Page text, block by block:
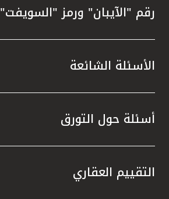
رقم "الآيبان" ورمز "السويفت"
الأسئلة الشائعة
أسئلة حول التورق
التقييم العقاري